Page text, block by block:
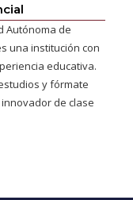
Autónoma de
una institución con
educativa.
y fórmate
de clase